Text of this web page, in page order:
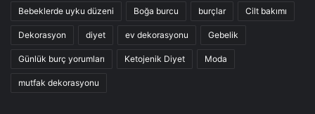
Bebeklerde uyku düzeni Boğa burcu burçlar Cilt bakımı
Dekorasyon diyet ev dekorasyonu Gebelik
Günlük burç yorumları Ketojenik Diyet Moda
mutfak dekorasyonu